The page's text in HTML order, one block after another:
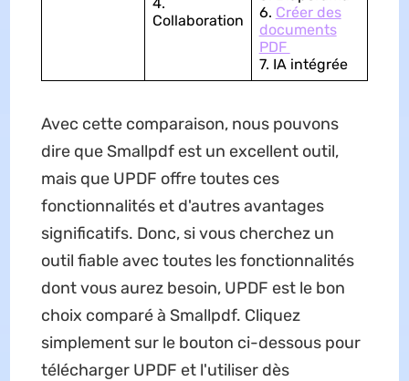
4.
Collaboration
6. Créer des
documents
PDF
7. IA intégrée
Avec cette comparaison, nous pouvons
dire que Smallpdf est un excellent outil,
mais que UPDF offre toutes ces
fonctionnalités et d'autres avantages
significatifs. Donc, si vous cherchez un
outil fiable avec toutes les fonctionnalités
dont vous aurez besoin, UPDF est le bon
choix comparé à Smallpdf. Cliquez
simplement sur le bouton ci-dessous pour
télécharger UPDF et l'utiliser dès